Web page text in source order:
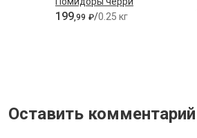
199,99 ₽/0.25 кг
Оставить комментарий